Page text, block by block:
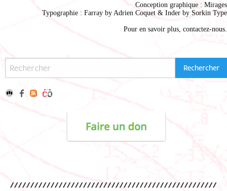
Conception graphique : Mirages
Typographie : Farray by Adrien Coquet & Inder by Sorkin Type
Pour en savoir plus, contactez-nous